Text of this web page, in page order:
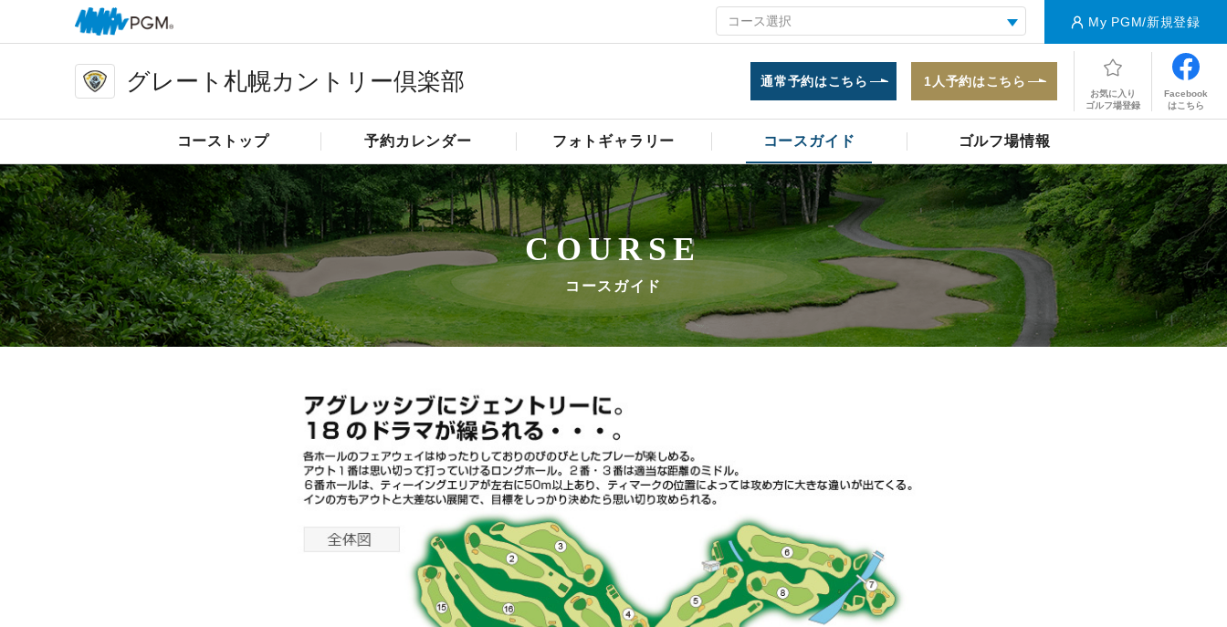
My PGM/新規登録
グレート札幌カントリー倶楽部 通常予約はこちら 1人予約はこちら
お気に入り
ゴルフ場登録
Facebook
はこちら
コーストップ 予約カレンダー フォトギャラリー コースガイド ゴルフ場情報
COURSE
コースガイド